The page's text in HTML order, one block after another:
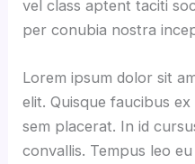
vel class aptent taciti
per conubia nostra
Lorem ipsum dolor sit
elit. Quisque faucibus
sem placerat. In id
convallis. Tempus leo